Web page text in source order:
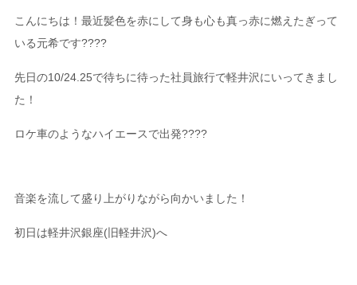
こんにちは！最近髪色を赤にして身も心も真っ赤に燃えたぎって
いる元希です????
先日の10/24.25で待ちに待った社員旅行で軽井沢にいってきまし
た！
ロケ車のようなハイエースで出発????
音楽を流して盛り上がりながら向かいました！
初日は軽井沢銀座(旧軽井沢)へ